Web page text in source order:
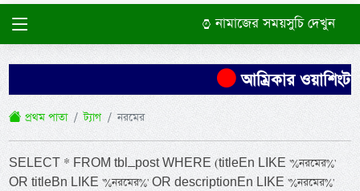
নামাজের সময়সুচি দেখুন
আম্রিকার
প্রথম পাতা ট্যাগ নরমের
SELECT * FROM tbl_post WHERE (titleEn LIKE '%নরমের%'
OR titleBn LIKE '%নরমের%' OR descriptionEn LIKE '%নরমের%'